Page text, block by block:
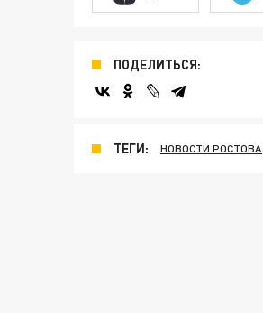
ПОДЕЛИТЬСЯ:
ТЕГИ: НОВОСТИ РОСТОВА